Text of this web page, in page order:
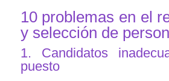
10 problemas en el
y selección de
1. Candidatos
puesto